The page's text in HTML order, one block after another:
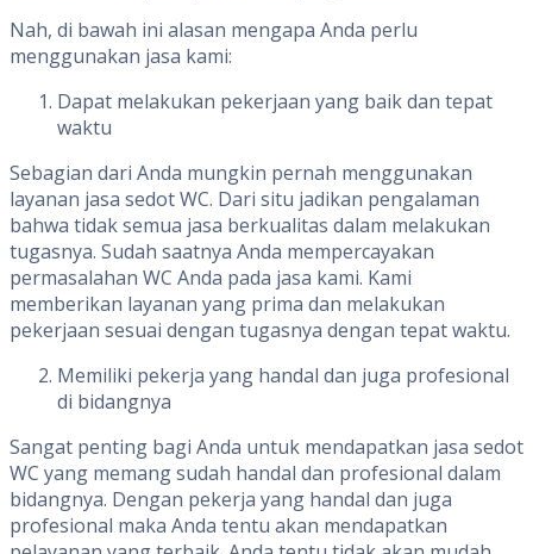
Nah, di bawah ini alasan mengapa Anda perlu
menggunakan jasa kami:
Dapat melakukan pekerjaan yang baik dan tepat
waktu
Sebagian dari Anda mungkin pernah menggunakan
layanan jasa sedot WC. Dari situ jadikan pengalaman
bahwa tidak semua jasa berkualitas dalam melakukan
tugasnya. Sudah saatnya Anda mempercayakan
permasalahan WC Anda pada jasa kami. Kami
memberikan layanan yang prima dan melakukan
pekerjaan sesuai dengan tugasnya dengan tepat waktu.
Memiliki pekerja yang handal dan juga profesional
di bidangnya
Sangat penting bagi Anda untuk mendapatkan jasa sedot
WC yang memang sudah handal dan profesional dalam
bidangnya. Dengan pekerja yang handal dan juga
profesional maka Anda tentu akan mendapatkan